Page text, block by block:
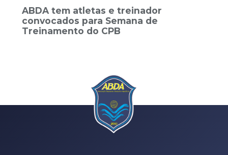
ABDA tem atletas e treinador
convocados para Semana de
Treinamento do CPB